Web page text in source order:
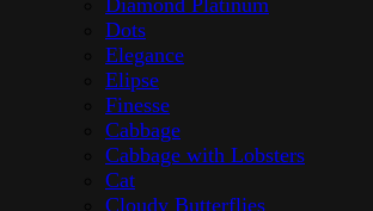
Diamond Platinum
Dots
Elegance
Elipse
Finesse
Cabbage
Cabbage with Lobsters
Cat
Cloudy Butterflies